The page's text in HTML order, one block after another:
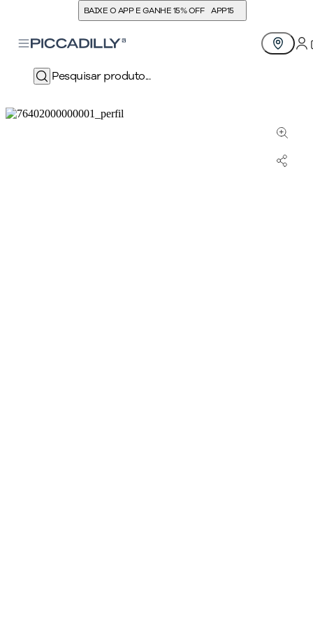
BAIXE O APP E GANHE 15% OFF APP15